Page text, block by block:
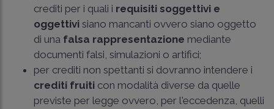
crediti per i quali i requisiti soggettivi e
oggettivi siano mancanti ovvero siano oggetto
di una falsa rappresentazione mediante
documenti falsi, simulazioni o artifici;
per crediti non spettanti si dovranno intendere i
crediti fruiti con modalità diverse da quelle
previste per legge ovvero, per l'eccedenza, quelli